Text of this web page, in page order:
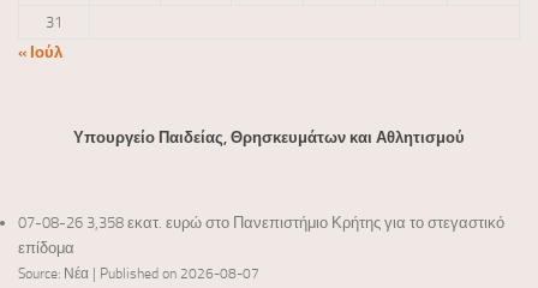
31
« Ιούλ
Υπουργείο Παιδείας, Θρησκευμάτων και Αθλητισμού
07-08-26 3,358 εκατ. ευρώ στο Πανεπιστήμιο Κρήτης για το στεγαστικό
επίδομα
Source: Νέα Published on 2026-08-07